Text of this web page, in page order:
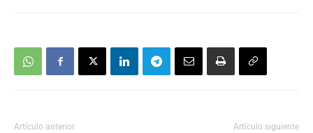
Artículo anterior Artículo siguiente